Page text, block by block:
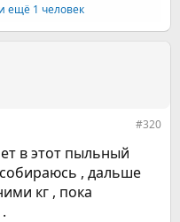
и ещё 1 человек
#320
в этот пыльный
, дальше
кг , пока